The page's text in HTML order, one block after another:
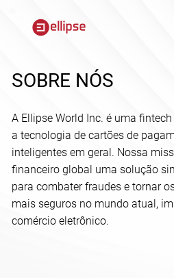
SOBRE NÓS
A Ellipse World Inc. é uma
a tecnologia de cartões de
inteligentes em geral. Nossa
financeiro global uma solução
para combater fraudes e tornar
mais seguros no mundo atual,
comércio eletrônico.